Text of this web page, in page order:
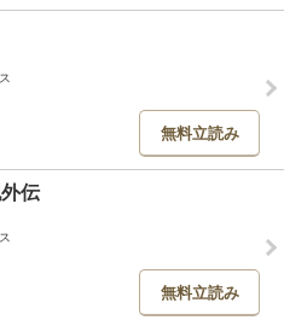
無料立読み
伝
無料立読み